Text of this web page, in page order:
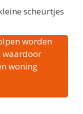
scheurtjes
worden
waardoor
woning